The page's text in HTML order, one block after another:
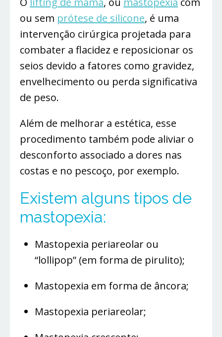
ou sem prótese de silicone, é uma
intervenção cirúrgica projetada para
combater a flacidez e reposicionar os
seios devido a fatores como gravidez,
envelhecimento ou perda significativa
de peso.
Além de melhorar a estética, esse
procedimento também pode aliviar o
desconforto associado a dores nas
costas e no pescoço, por exemplo.
Existem alguns tipos de
mastopexia:
Mastopexia periareolar ou
“lollipop” (em forma de pirulito);
Mastopexia em forma de âncora;
Mastopexia periareolar;